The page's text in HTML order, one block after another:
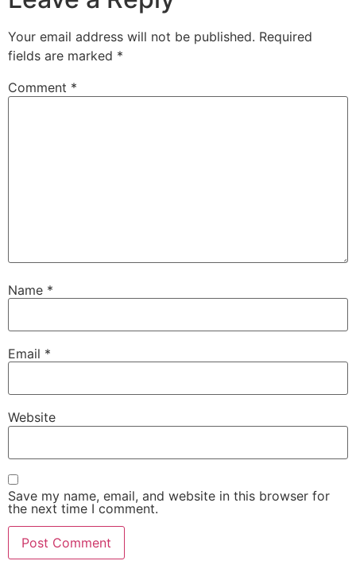
Your email address will not be published. Required
fields are marked *
Comment *
Name *
Email *
Website
Save my name, email, and website in this browser for
the next time I comment.